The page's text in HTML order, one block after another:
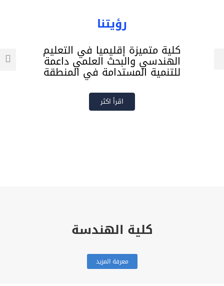
رؤيتنا
كلية متميزة إقليميا في التعليم
الهندسي والبحث العلمي داعمة
للتنمية المستدامة في المنطقة
اقرأ اكثر
كلية الهندسة
معرفة المزيد